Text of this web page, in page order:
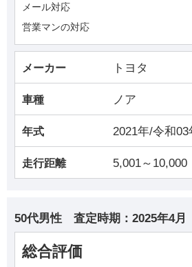
メール対応
営業マンの対応
メーカー トヨタ
車種 ノア
年式 2021年/令和03
走行距離 5,001～10,000
50代男性 査定時期： 2025年4月
総合評価